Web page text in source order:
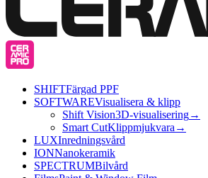
SHIFTFärgad PPF
SOFTWAREVisualisera & klipp
Shift Vision3D-visualisering→
Smart CutKlippmjukvara →
LUXInredningsvård
IONNanokeramik
SPECTRUMBilvård